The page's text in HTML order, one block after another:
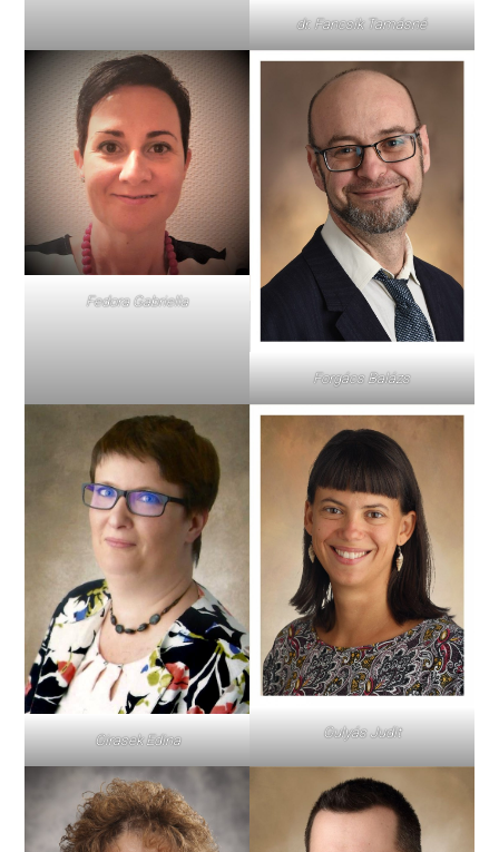
dr. Fancsik Tamásné
Fedora Gabriella
Forgács Balázs
Girasek Edina Gulyás Judit